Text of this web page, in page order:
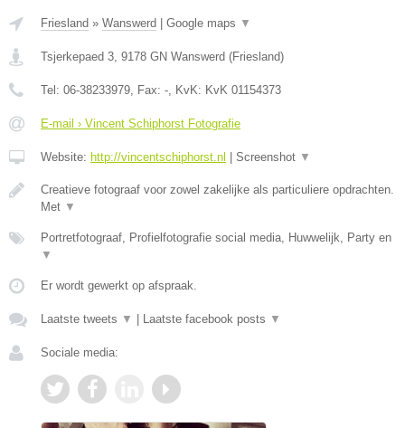
Friesland » Wanswerd | Google maps ▼
Tsjerkepaed 3 9178 GN Wanswerd (Friesland)
Tel: 06-38233979 , Fax: - , KvK: KvK 01154373
E-mail › Vincent Schiphorst Fotografie
Website: http://vincentschiphorst.nl | Screenshot ▼
Creatieve fotograaf voor zowel zakelijke als particuliere opdrachten.
Met ▼
Portretfotograaf, Profielfotografie social media, Huwwelijk, Party en
▼
Er wordt gewerkt op afspraak.
Laatste tweets ▼ | Laatste facebook posts ▼
Sociale media: